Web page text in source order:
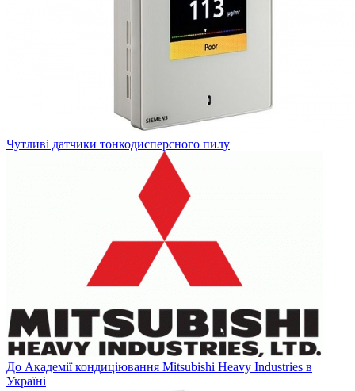
Чутливі датчики тонкодисперсного пилу
До Академії кондиціювання Mitsubishi Heavy Industries в
Україні